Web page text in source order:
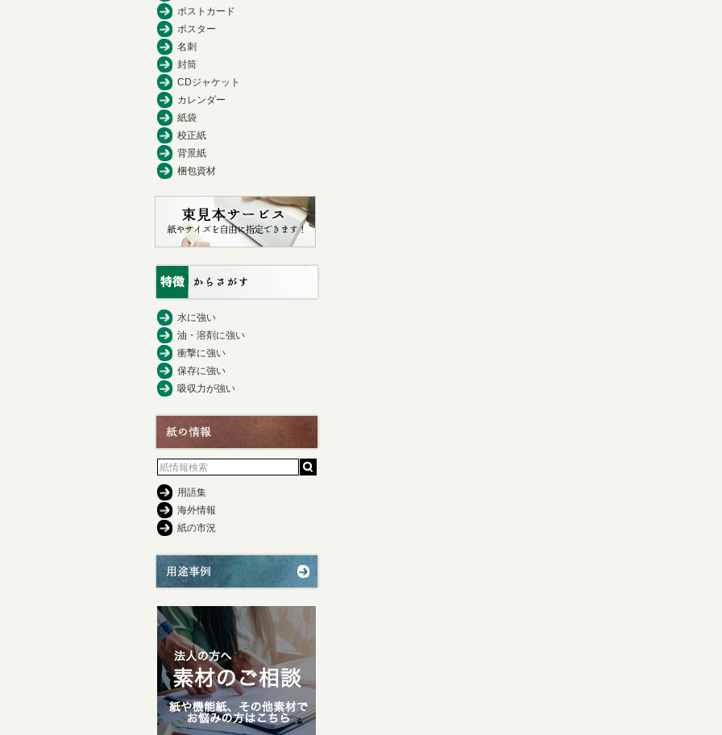
ポストカード
ポスター
名刺
封筒
CDジャケット
カレンダー
紙袋
校正紙
背景紙
梱包資材
水に強い
油・溶剤に強い
衝撃に強い
保存に強い
吸収力が強い
用語集
海外情報
紙の市況